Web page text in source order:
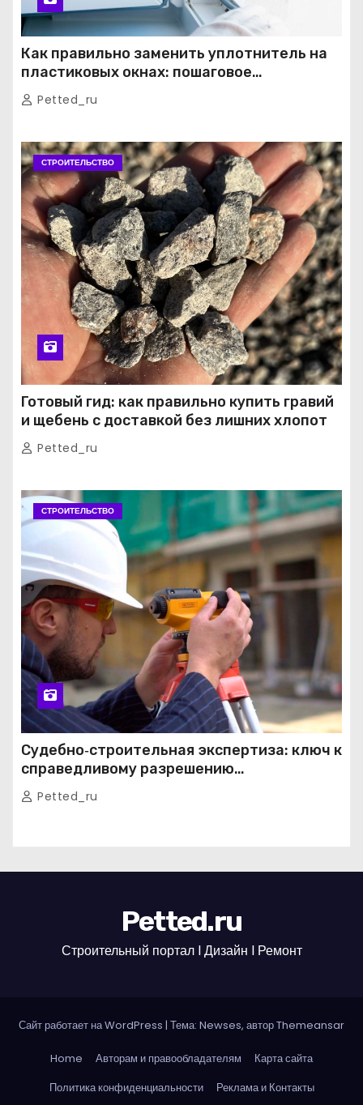
Как правильно заменить уплотнитель на
пластиковых окнах: пошаговое
руководство от экспертов
Petted_ru
СТРОИТЕЛЬСТВО
Готовый гид: как правильно купить гравий
и щебень с доставкой без лишних хлопот
Petted_ru
СТРОИТЕЛЬСТВО
Судебно‑строительная экспертиза: ключ к
справедливому разрешению
строительных споров
Petted_ru
Petted.ru
Строительный портал l Дизайн l Ремонт
Сайт работает на WordPress | Тема: Newses, авторThemeansar
Home Авторам и правообладателям
Карта сайта
Политика конфиденциальности
Реклама и Контакты